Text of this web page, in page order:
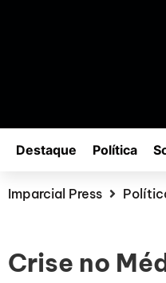
Destaque Política
Imparcial Press
Crise no